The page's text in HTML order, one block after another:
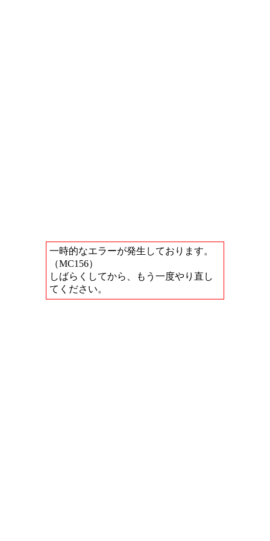
一時的なエラーが発生しております。
（MC156）
しばらくしてから、もう一度やり直し
てください。